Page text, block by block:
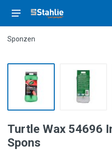
Sponzen
Turtle Wax 54696
Spons